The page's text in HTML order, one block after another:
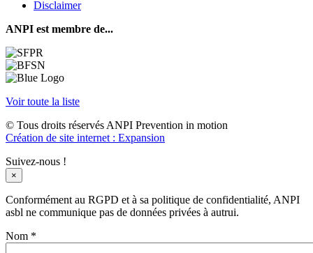
Disclaimer
ANPI est membre de...
Voir toute la liste
© Tous droits réservés ANPI Prevention in motion
Création de site internet : Expansion
Suivez-nous !
×
Conformément au RGPD et à sa politique de confidentialité, ANPI
asbl ne communique pas de données privées à autrui.
Nom *